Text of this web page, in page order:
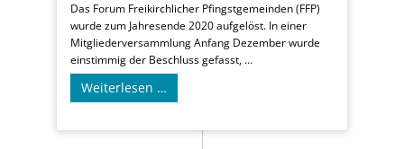
Das Forum Freikirchlicher Pfingstgemeinden (FFP)
wurde zum Jahresende 2020 aufgelöst. In einer
Mitgliederversammlung Anfang Dezember wurde
einstimmig der Beschluss gefasst, ...
Weiterlesen …